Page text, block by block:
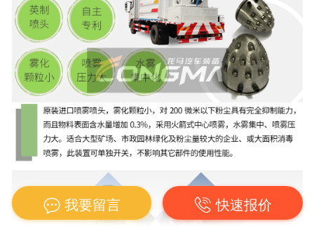
我要留言 快速报价